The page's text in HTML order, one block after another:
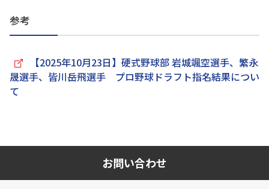
参考
【2025年10月23日】硬式野球部 岩城颯空選手、繁永
晟選手、皆川岳飛選手 プロ野球ドラフト指名結果につい
て
お問い合わせ